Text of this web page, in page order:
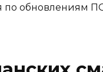
по обновлениям